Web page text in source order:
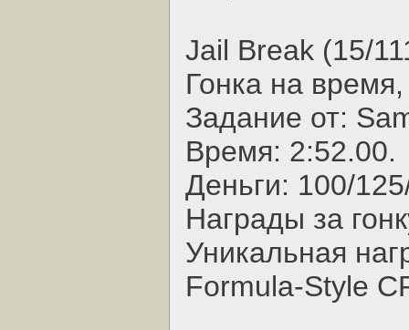
Jail Break (15/
Гонка на
Задание от:
Время: 2:52.00.
Деньги: 100/
Награды за
Уникальная
Formula-Style